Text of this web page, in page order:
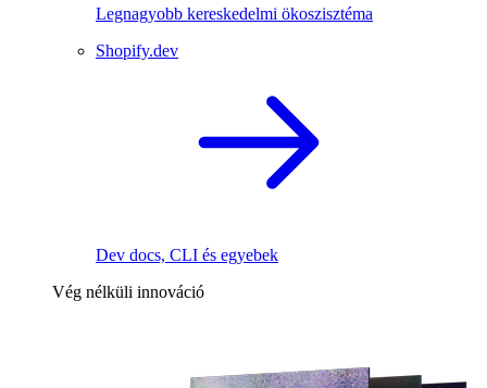
Legnagyobb kereskedelmi ökoszisztéma
Shopify.dev
Dev docs, CLI és egyebek
Vég nélküli innováció